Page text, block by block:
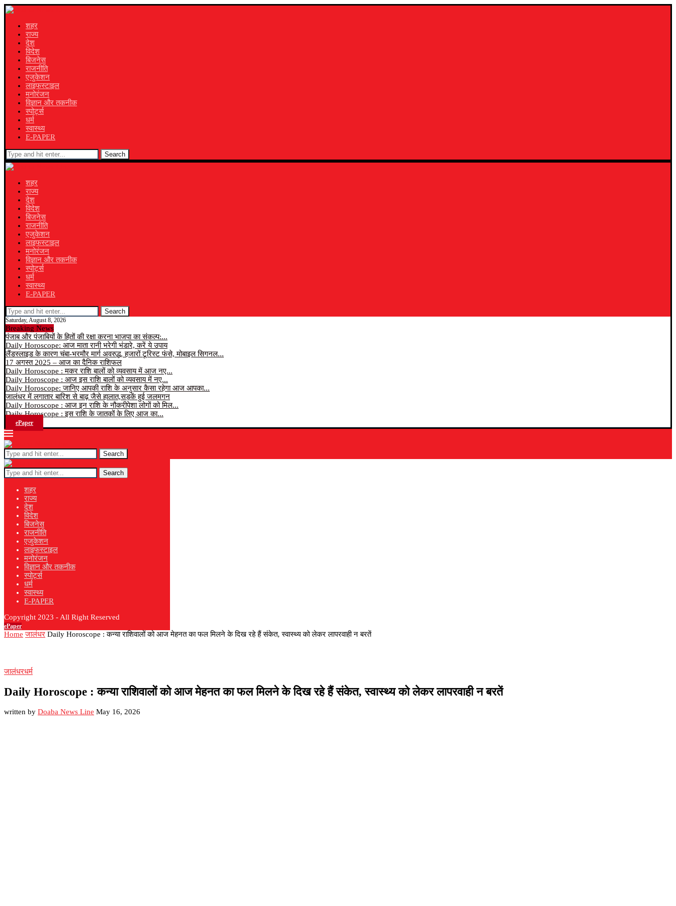
शहर
राज्य
देश
विदेश
बिजनेस
राजनीति
एजुकेशन
लाइफस्टाइल
मनोरंजन
विज्ञान और तकनीक
स्पोर्ट्स
धर्म
स्वास्थ्य
E-PAPER
Search
शहर
राज्य
देश
विदेश
बिजनेस
राजनीति
एजुकेशन
लाइफस्टाइल
मनोरंजन
विज्ञान और तकनीक
स्पोर्ट्स
धर्म
स्वास्थ्य
E-PAPER
Search
Saturday, August 8, 2026
Breaking News
पंजाब और पंजाबियों के हितों की रक्षा करना भाजपा का संकल्प:...
Daily Horoscope: आज माता रानी भरेगी भंडारे, करें ये उपाय
लैंडस्लाइड के कारण चंबा-भरमौर मार्ग अवरुद्ध, हजारों टूरिस्ट फंसे, मोबाइल सिगनल...
17 अगस्त 2025 – आज का दैनिक राशिफल
Daily Horoscope : मकर राशि बालों को व्यवसाय में आज नए...
Daily Horoscope : आज इस राशि बालों को व्यवसाय में नए...
Daily Horoscope: जानिए आपकी राशि के अनुसार कैसा रहेगा आज आपका...
जालंधर में लगातार बारिश से बाढ़ जैसे हालात,सड़कें हुई जलमगन
Daily Horoscope : आज इन राशि के नौकरीपेशा लोगों को मिल...
Daily Horoscope : इस राशि के जातकों के लिए आज का...
ePaper
Search
Search
शहर
राज्य
देश
विदेश
बिजनेस
राजनीति
एजुकेशन
लाइफस्टाइल
मनोरंजन
विज्ञान और तकनीक
स्पोर्ट्स
धर्म
स्वास्थ्य
E-PAPER
Copyright 2023 - All Right Reserved
ePaper
Home जालंधर Daily Horoscope : कन्या राशिवालों को आज मेहनत का फल मिलने के दिख रहे हैं संकेत, स्वास्थ्य को लेकर लापरवाही न बरतें
जालंधरधर्म
Daily Horoscope : कन्या राशिवालों को आज मेहनत का फल मिलने के दिख रहे हैं संकेत, स्वास्थ्य को लेकर लापरवाही न बरतें
written by Doaba News Line May 16, 2026